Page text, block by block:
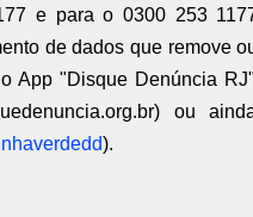
e para o 0300 253
de dados que remove
App "Disque Denúncia
ou
).